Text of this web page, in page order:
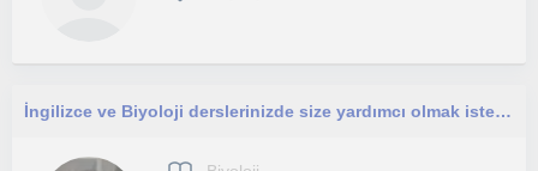
İngilizce ve Biyoloji derslerinizde size yardımcı olmak isterim!